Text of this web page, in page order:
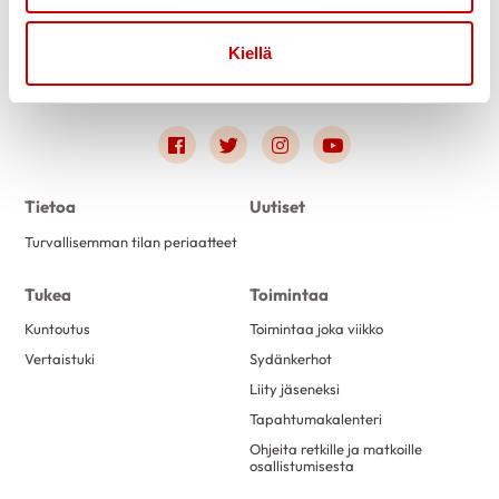
Kiellä
Link to facebook
Link to twitter
Link to instagram
Link to youtube
Tietoa
Turvallisemman tilan periaatteet
Uutiset
Tukea
Kuntoutus
Vertaistuki
Toimintaa
Toimintaa joka viikko
Sydänkerhot
Liity jäseneksi
Tapahtumakalenteri
Ohjeita retkille ja matkoille
osallistumisesta